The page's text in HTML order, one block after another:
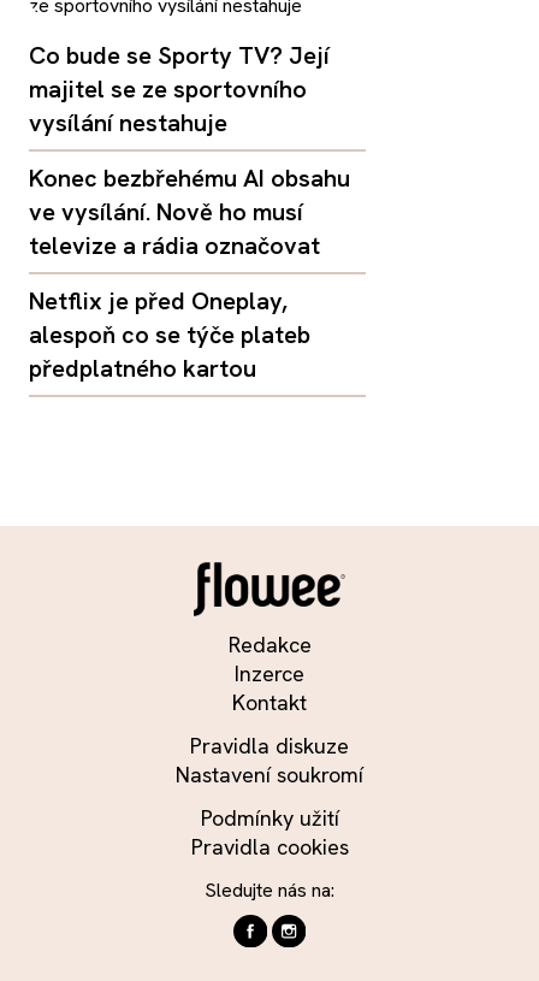
Co bude se Sporty TV? Její
majitel se ze sportovního
vysílání nestahuje
Konec bezbřehému AI obsahu
ve vysílání. Nově ho musí
televize a rádia označovat
Netflix je před Oneplay,
alespoň co se týče plateb
předplatného kartou
Redakce
Inzerce
Kontakt
Pravidla diskuze
Nastavení soukromí
Podmínky užití
Pravidla cookies
Sledujte nás na: